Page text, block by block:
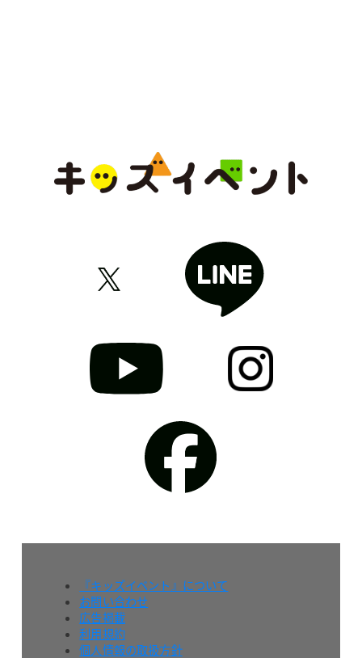
『キッズイベント』について
お問い合わせ
広告掲載
利用規約
個人情報の取扱方針